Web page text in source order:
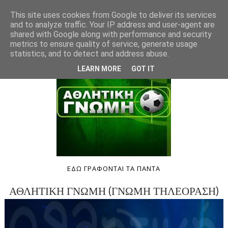
ΕΔΩ ΓΡΑΦΟΝΤΑΙ ΤΑ ΠΑΝΤΑ
ΑΘΛΗΤΙΚΗ ΓΝΩΜΗ (ΓΝΩΜΗ ΤΗΛΕΟΡΑΣΗ)
This site uses cookies from Google to deliver its services
and to analyze traffic. Your IP address and user-agent are
shared with Google along with performance and security
metrics to ensure quality of service, generate usage
statistics, and to detect and address abuse.
LEARN MORE GOT IT